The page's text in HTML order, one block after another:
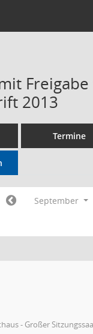
2013
Termine
September
- Großer